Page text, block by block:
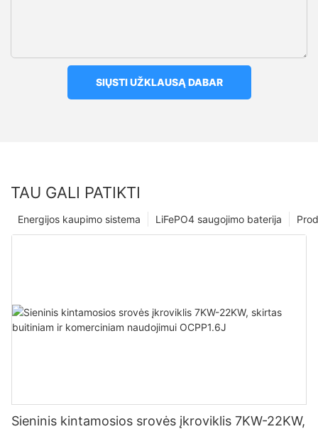
SIŲSTI UŽKLAUSĄ DABAR
TAU GALI PATIKTI
LiFePO4 saugojimo baterija
Energijos kaupimo sistema
Sieninis kintamosios srovės įkroviklis 7KW-22KW,